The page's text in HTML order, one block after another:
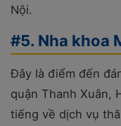
Nội.
#5. Nha khoa
Đây là điểm đến
quận Thanh Xuân,
tiếng về dịch vụ